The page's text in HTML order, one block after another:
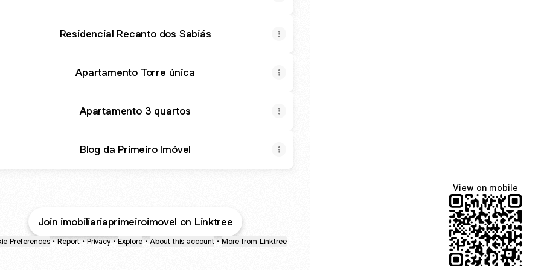
Residencial Recanto dos Sabiás
Apartamento Torre única
Apartamento 3 quartos
Blog da Primeiro Imóvel
Join imobiliariaprimeiroimovel on Linktree
Preferences • Report • Privacy • Explore • About this account • More from Linktree
View on mobile